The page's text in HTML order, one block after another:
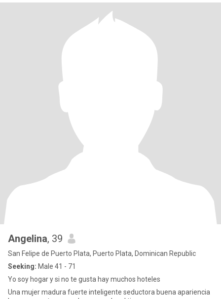
Angelina, 39
San Felipe de Puerto Plata, Puerto Plata, Dominican Republic
Seeking: Male 41 - 71
Yo soy hogar y si no te gusta hay muchos hoteles
Una mujer madura fuerte inteligente seductora buena apariencia